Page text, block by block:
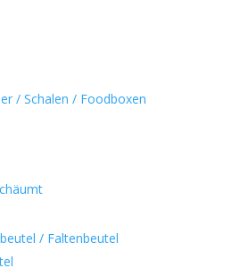
/ Schalen / Foodboxen
/ Faltenbeutel